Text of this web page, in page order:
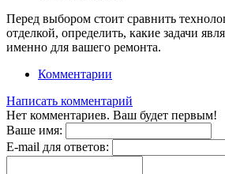
Перед выбором стоит сравнить
отделкой, определить, какие задачи
именно для вашего ремонта.
Комментарии
Написать комментарий
Нет комментариев. Ваш будет первым!
Ваше имя:
E-mail для ответов: